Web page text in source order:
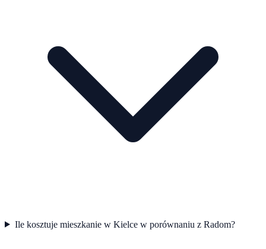
Ile kosztuje mieszkanie w Kielce w porównaniu z Radom?